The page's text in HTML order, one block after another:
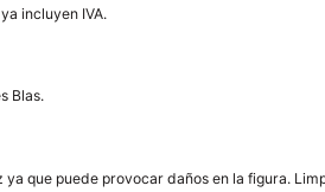
incluyen IVA.
Blas.
que puede provocar daños en la figura.